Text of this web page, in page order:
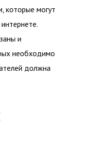
которые могут
и
необходимо
должна